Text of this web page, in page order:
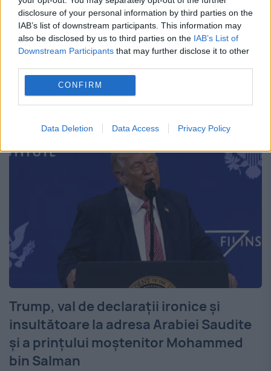
disclosure of your personal information by third parties on the
IAB’s list of downstream participants. This information may
also be disclosed by us to third parties on the IAB’s List of
Downstream Participants that may further disclose it to other
CONFIRM
Data Deletion Data Access Privacy Policy
american Florida după ce viceprimarul
orașului Coral Springs, Nancy Metayer
Bowen, a fost găsită decedată în propria
locuință, potrivit FoxNews. Autoritățile au
confirmat...
Trump, val de declarații ironice și
insultătoare la adresa Arabiei Saudite
și a prințului moștenitor Mohammed
bin Salman